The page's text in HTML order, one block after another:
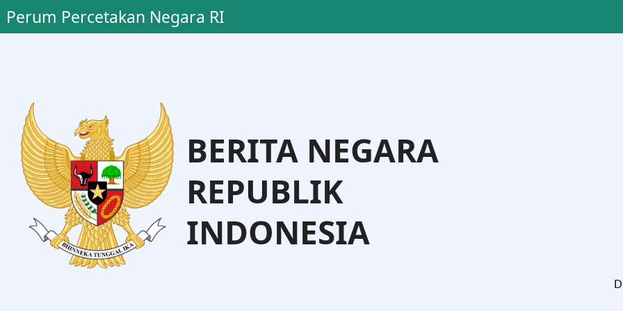
Perum Percetakan Negara RI
BERITA NEGARA
REPUBLIK
INDONESIA
Dr. Supratman Andi Agtas, S.H., M.H.
Dr. Widodo,
Direktur Jenderal Administrasi